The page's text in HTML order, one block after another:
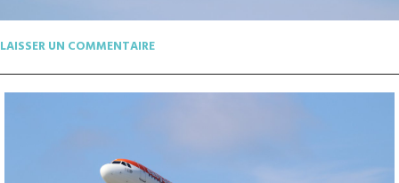
LAISSER UN COMMENTAIRE